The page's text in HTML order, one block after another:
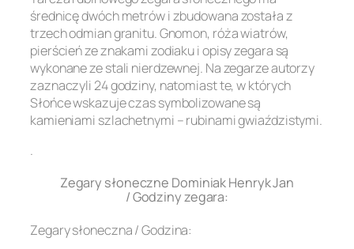
średnicę dwóch metrów i zbudowana została z
trzech odmian granitu. Gnomon, róża wiatrów,
pierścień ze znakami zodiaku i opisy zegara są
wykonane ze stali nierdzewnej. Na zegarze autorzy
zaznaczyli 24 godziny, natomiast te, w których
Słońce wskazuje czas symbolizowane są
kamieniami szlachetnymi – rubinami gwiaździstymi.
.
Zegary słoneczne Dominiak Henryk Jan
/ Godziny zegara:
Zegary słoneczna / Godzina: